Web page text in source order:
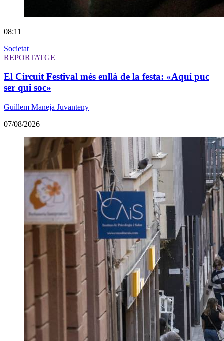
08:11
Societat
REPORTATGE
El Circuit Festival més enllà de la festa: «Aquí puc
ser qui soc»
Guillem Maneja Juvanteny
07/08/2026